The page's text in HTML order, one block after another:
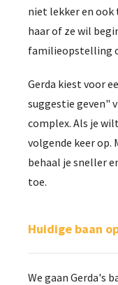
niet lekker en ook
haar of ze wil
familieopstelling
Gerda kiest voor
suggestie geven"
complex. Als je
volgende keer
behaal je sneller
toe.
Huidige baan
We gaan Gerda's